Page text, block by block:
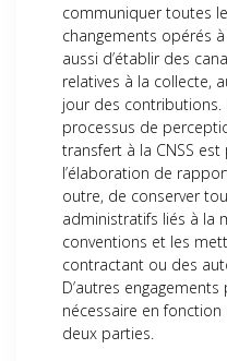
communiquer toutes
changements opérés
aussi d’établir des
relatives à la collecte,
jour des contributions.
processus de
transfert à la CNSS
l’élaboration de
outre, de conserver
administratifs liés à la
conventions et les
contractant ou des
D’autres
nécessaire en
deux parties.